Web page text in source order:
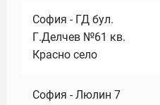
София - ГД бул.
Г.Делчев №61 кв.
Красно село
София - Люлин 7